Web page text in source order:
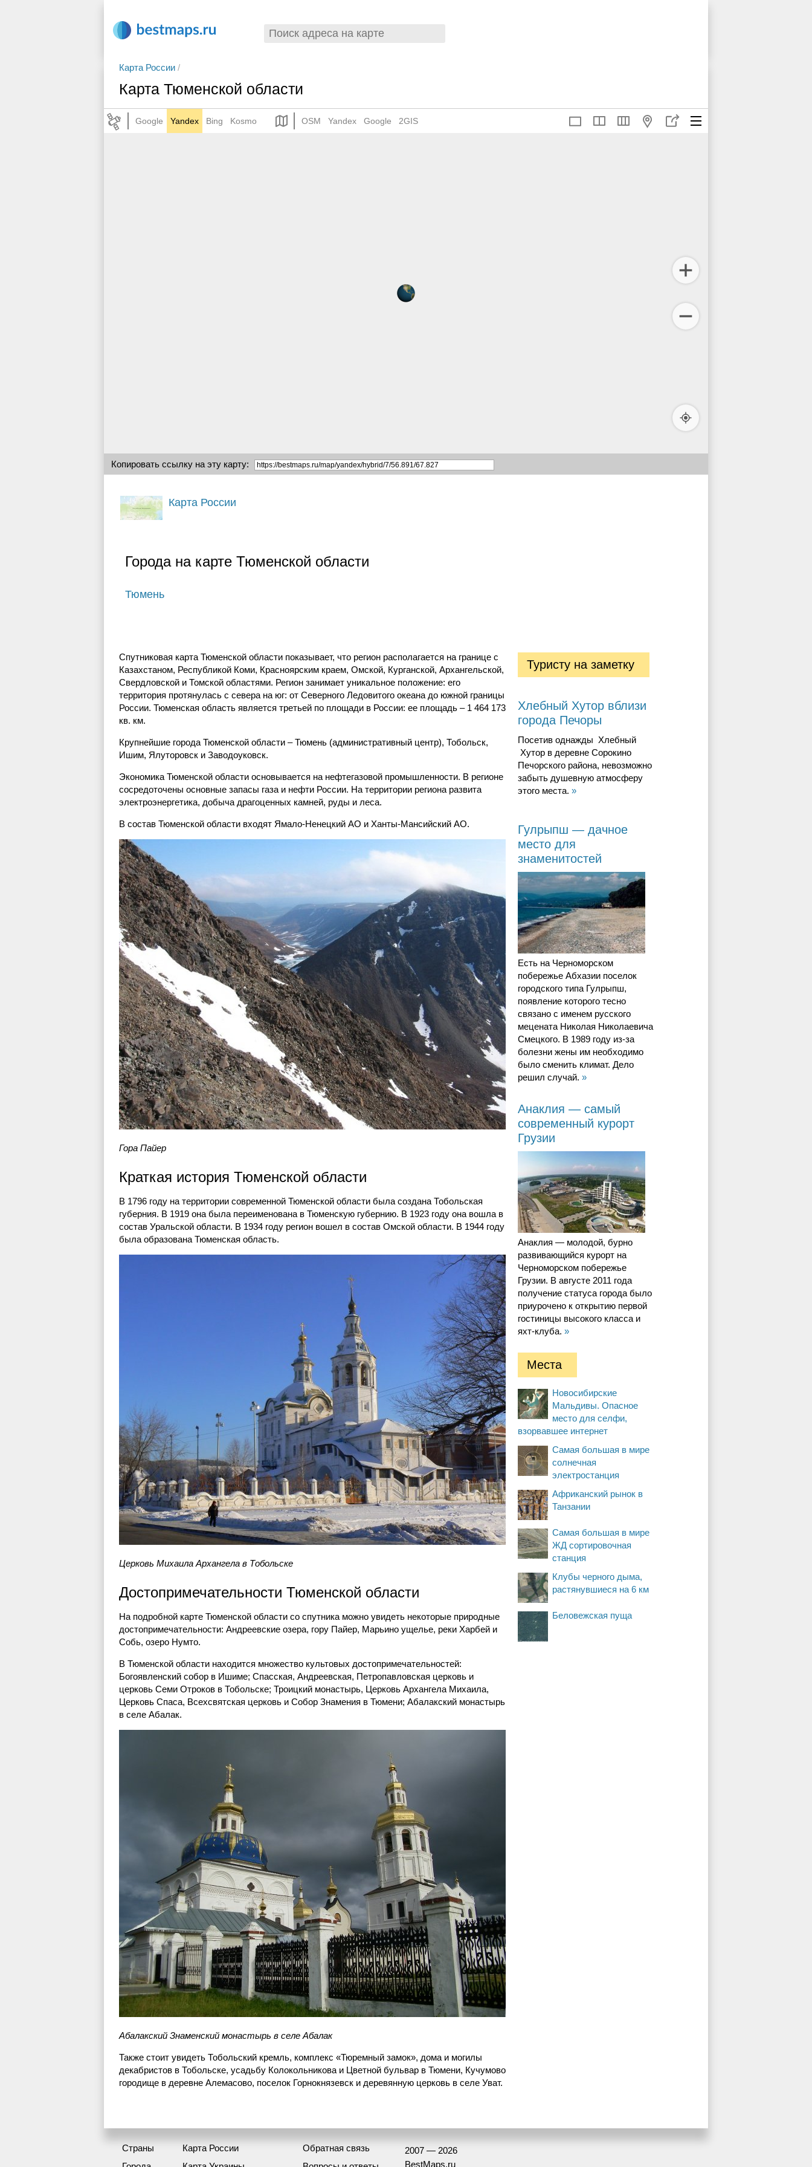
Карта России /
Карта Тюменской области
Google Yandex Bing Kosmo OSM Yandex Google 2GIS
Копировать ссылку на эту карту:
Карта России
Города на карте Тюменской области
Тюмень
Спутниковая карта Тюменской области показывает, что регион располагается на границе с
Казахстаном, Республикой Коми, Красноярским краем, Омской, Курганской, Архангельской,
Свердловской и Томской областями. Регион занимает уникальное положение: его
территория протянулась с севера на юг: от Северного Ледовитого океана до южной границы
России. Тюменская область является третьей по площади в России: ее площадь – 1 464 173
кв. км.
Крупнейшие города Тюменской области – Тюмень (административный центр), Тобольск,
Ишим, Ялуторовск и Заводоуковск.
Экономика Тюменской области основывается на нефтегазовой промышленности. В регионе
сосредоточены основные запасы газа и нефти России. На территории региона развита
электроэнергетика, добыча драгоценных камней, руды и леса.
В состав Тюменской области входят Ямало-Ненецкий АО и Ханты-Мансийский АО.
Гора Пайер
Краткая история Тюменской области
В 1796 году на территории современной Тюменской области была создана Тобольская
губерния. В 1919 она была переименована в Тюменскую губернию. В 1923 году она вошла в
состав Уральской области. В 1934 году регион вошел в состав Омской области. В 1944 году
была образована Тюменская область.
Церковь Михаила Архангела в Тобольске
Достопримечательности Тюменской области
На подробной карте Тюменской области со спутника можно увидеть некоторые природные
достопримечательности: Андреевские озера, гору Пайер, Марьино ущелье, реки Харбей и
Собь, озеро Нумто.
В Тюменской области находится множество культовых достопримечательностей:
Богоявленский собор в Ишиме; Спасская, Андреевская, Петропавловская церковь и
церковь Семи Отроков в Тобольске; Троицкий монастырь, Церковь Архангела Михаила,
Церковь Спаса, Всехсвятская церковь и Собор Знамения в Тюмени; Абалакский монастырь
в селе Абалак.
Абалакский Знаменский монастырь в селе Абалак
Также стоит увидеть Тобольский кремль, комплекс «Тюремный замок», дома и могилы
декабристов в Тобольске, усадьбу Колокольникова и Цветной бульвар в Тюмени, Кучумово
городище в деревне Алемасово, поселок Горнокнязевск и деревянную церковь в селе Уват.
Туристу на заметку
Хлебный Хутор вблизи
города Печоры
Посетив однажды Хлебный
Хутор в деревне Сорокино
Печорского района, невозможно
забыть душевную атмосферу
этого места. »
Гулрыпш — дачное
место для
знаменитостей
Есть на Черноморском
побережье Абхазии поселок
городского типа Гулрыпш,
появление которого тесно
связано с именем русского
мецената Николая Николаевича
Смецкого. В 1989 году из-за
болезни жены им необходимо
было сменить климат. Дело
решил случай. »
Анаклия — самый
современный курорт
Грузии
Анаклия — молодой, бурно
развивающийся курорт на
Черноморском побережье
Грузии. В августе 2011 года
получение статуса города было
приурочено к открытию первой
гостиницы высокого класса и
яхт-клуба. »
Места
Новосибирские
Мальдивы. Опасное
место для селфи,
взорвавшее интернет
Самая большая в мире
солнечная
электростанция
Африканский рынок в
Танзании
Самая большая в мире
ЖД сортировочная
станция
Клубы черного дыма,
растянувшиеся на 6 км
Беловежская пуща
Страны
Карта России
Обратная связь
2007 — 2026
BestMaps.ru